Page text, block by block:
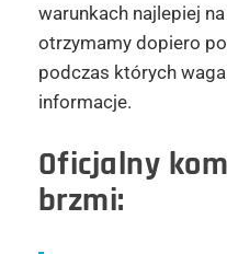
warunkach najlepiej
otrzymamy dopiero
podczas których
informacje.
Oficjalny
brzmi: